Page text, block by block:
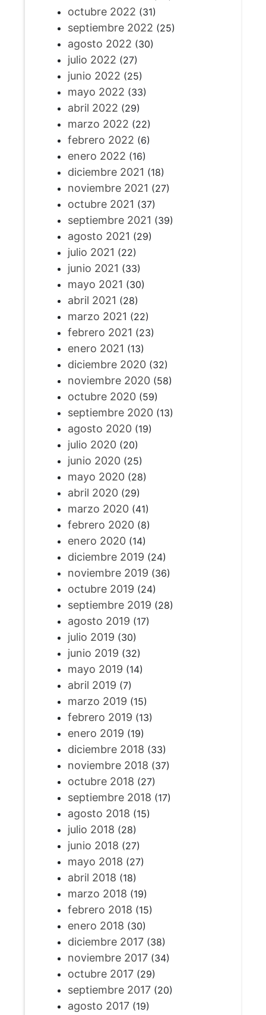
octubre 2022 (31)
septiembre 2022 (25)
agosto 2022 (30)
julio 2022 (27)
junio 2022 (25)
mayo 2022 (33)
abril 2022 (29)
marzo 2022 (22)
febrero 2022 (6)
enero 2022 (16)
diciembre 2021 (18)
noviembre 2021 (27)
octubre 2021 (37)
septiembre 2021 (39)
agosto 2021 (29)
julio 2021 (22)
junio 2021 (33)
mayo 2021 (30)
abril 2021 (28)
marzo 2021 (22)
febrero 2021 (23)
enero 2021 (13)
diciembre 2020(32)
noviembre 2020(58)
octubre 2020(59)
septiembre 2020(13)
agosto 2020(19)
julio 2020(20)
junio 2020(25)
mayo 2020(28)
abril 2020(29)
marzo 2020(41)
febrero 2020(8)
enero 2020(14)
diciembre 2019 (24)
noviembre 2019 (36)
octubre 2019 (24)
septiembre 2019 (28)
agosto 2019 (17)
julio 2019 (30)
junio 2019 (32)
mayo 2019 (14)
abril 2019 (7)
marzo 2019 (15)
febrero 2019 (13)
enero 2019 (19)
diciembre 2018 (33)
noviembre 2018 (37)
octubre 2018 (27)
septiembre 2018 (17)
agosto 2018 (15)
julio 2018 (28)
junio 2018 (27)
mayo 2018 (27)
abril 2018 (18)
marzo 2018 (19)
febrero 2018 (15)
enero 2018 (30)
diciembre 2017(38)
noviembre 2017(34)
octubre 2017(29)
septiembre 2017(20)
agosto 2017(19)